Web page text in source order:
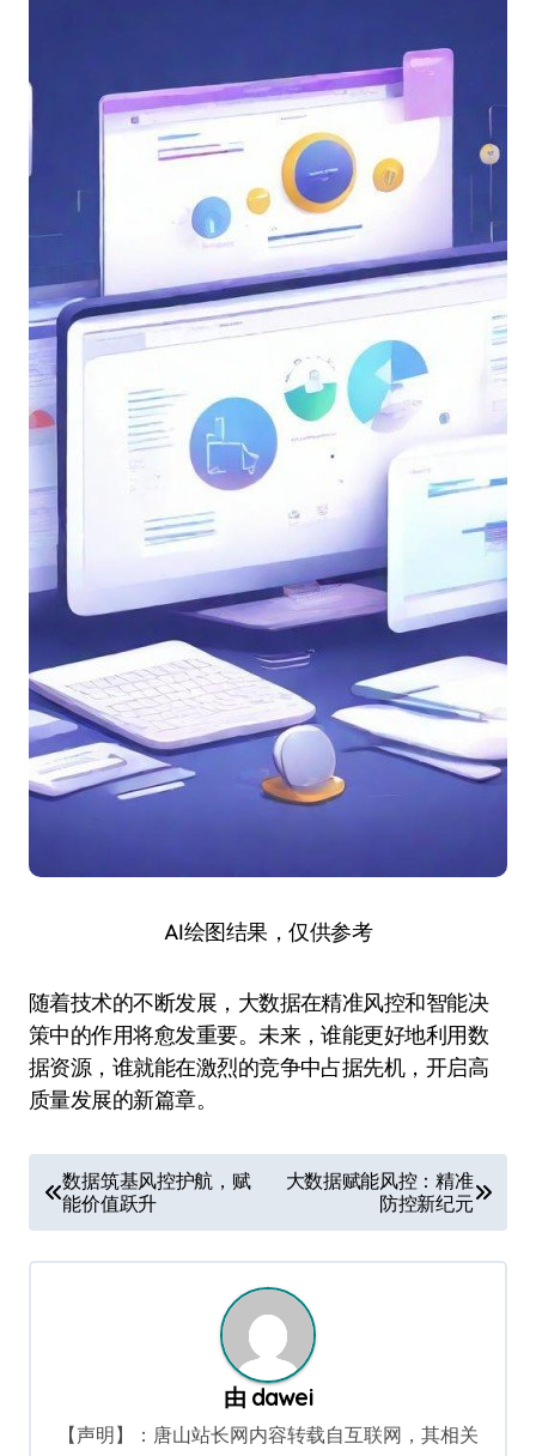
AI绘图结果，仅供参考
随着技术的不断发展，大数据在精准风控和智能决
策中的作用将愈发重要。未来，谁能更好地利用数
据资源，谁就能在激烈的竞争中占据先机，开启高
质量发展的新篇章。
章
导
数据筑基风控护航，赋
能价值跃升
大数据赋能风控：精准
防控新纪元
由 dawei
【声明】：唐山站长网内容转载自互联网，其相关